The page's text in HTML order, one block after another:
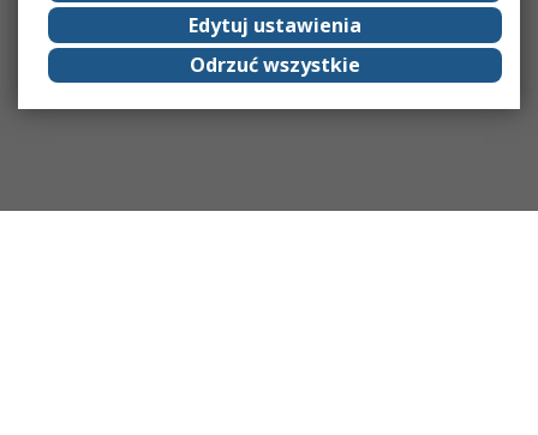
Edytuj ustawienia
Odrzuć wszystkie